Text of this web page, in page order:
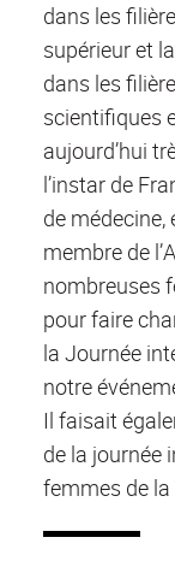
dans les
supérieur et
dans les
scientifiques
aujourd’hui
l’instar de
de médecine,
membre de
nombreuses
pour faire
la Journée
notre
Il faisait
de la journée
femmes de la